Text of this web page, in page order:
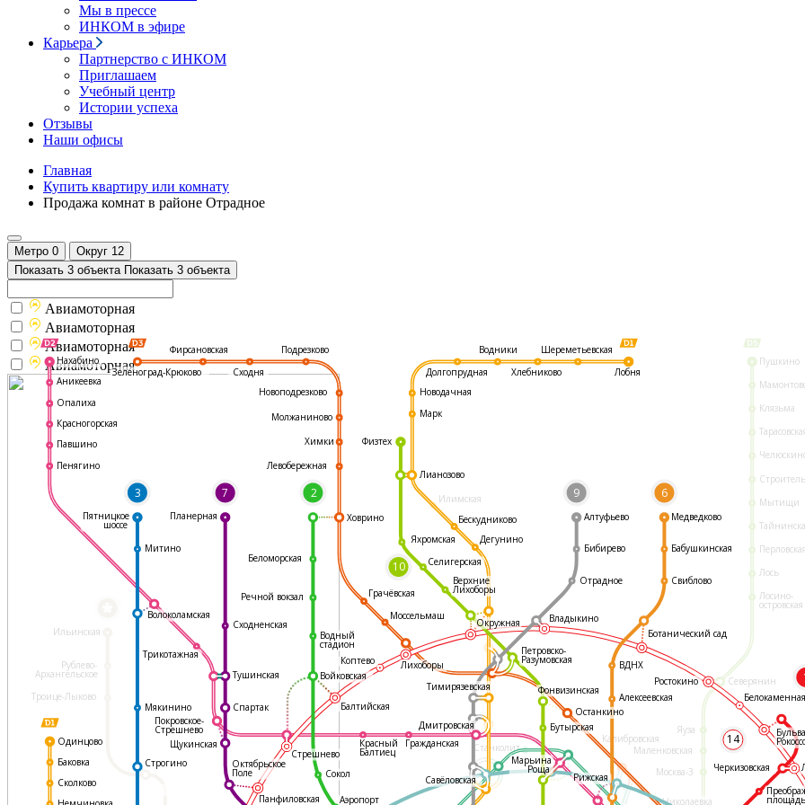
Мы в прессе
ИНКОМ в эфире
Карьера
Партнерство с ИНКОМ
Приглашаем
Учебный центр
Истории успеха
Отзывы
Наши офисы
Главная
Купить квартиру или комнату
Продажа комнат в районе Отрадное
Метро 0 Округ 12
Показать 3 объекта Показать 3 объекта
Илимская
Пушкино
Клязьма
Мытищи
Лось
Лосино-
островская
Северянин
Яуза
Маленковская
Москва-3
Николаевка
Ильинская
Рублево-
Архангельское
Троице-Лыково
Калибровская
Станколит
3 7
14
2 9 6
10
Фирсановская
Сходня
Подрезково
Новоподрезково
Молжаниново
Химки
Левобережная
Ховрино
Грачёвская
Моссельмаш
Останкино
Медведково
Бабушкинская
Свиблово
ВДНХ
Алексеевская
Рижская
Аэропорт
Сокол
Красный
Балтиец
Гражданская
Дмитровская
Коптево Лихоборы
Балтийская
Войковская
Водный
стадион
Сходненская
Трикотажная
Волоколамская
Тушинская
Мякинино
Строгино
Митино
Нахабино
Аникеевка
Опалиха
Красногорская
Павшино
Пенягино
Одинцово
Баковка
Сколково
Пятницкое
шоссе
Планерная
Спартак
Стрешнево
Щукинская
Октябрьское
Поле
Панфиловская
Окружная
Дегунино
Бескудниково
Верхние
Лихоборы
Селигерская
Физтех
Яхромская
Марк
Лианозово
Новодачная
Речной вокзал
Беломорская
Долгопрудная
Водники
Хлебниково
Шереметьевская
Лобня
Тимирязевская
Марьина
Роща
Савёловская
Фонвизинская
Бутырская
Петровско-
Разумовская
Покровское-
Стрешнево
Бибирево
Отрадное
Владыкино
Ботанический сад
Алтуфьево
Ростокино
Черкизовская
площадь
Зеленоград-Крюково
Авиамоторная
Авиамоторная
Авиамоторная
Авиамоторная